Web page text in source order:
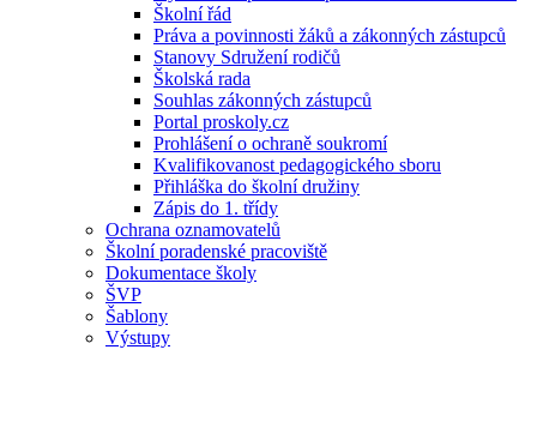
Školní řád
Práva a povinnosti žáků a zákonných zástupců
Stanovy Sdružení rodičů
Školská rada
Souhlas zákonných zástupců
Portal proskoly.cz
Prohlášení o ochraně soukromí
Kvalifikovanost pedagogického sboru
Přihláška do školní družiny
Zápis do 1. třídy
Ochrana oznamovatelů
Školní poradenské pracoviště
Dokumentace školy
ŠVP
Šablony
Výstupy